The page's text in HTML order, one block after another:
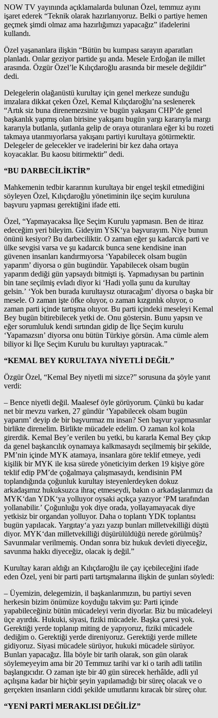
NOW TV yayınında açıklamalarda bulunan Özel, temmuz ayını
işaret ederek “Teknik olarak hazırlanıyoruz. Belki o partiye hemen
geçmek şimdi olmaz ama hazırlığımızı yapacağız” ifadelerini
kullandı.
Özel yaşananlara ilişkin “Bütün bu kumpası sarayın aparatları
planladı. Onlar geziyor partide şu anda. Mesele Erdoğan ile millet
arasında. Özgür Özel’le Kılıçdaroğlu arasında bir mesele değildir”
dedi.
Delegelerin olağanüstü kurultay için genel merkeze sunduğu
imzalara dikkat çeken Özel, Kemal Kılıçdaroğlu’na seslenerek
“Artık siz buna direnemezsiniz ve bugün yakışanı CHP’de genel
başkanlık yapmış olan birisine yakışanı bugün yargı kararıyla margı
kararıyla butlanla, şutlanla gelip de oraya oturanlara eğer ki bu rozeti
takmaya utanmıyorlarsa yakışanı partiyi kurultaya götürmektir.
Delegeler de gelecekler ve iradelerini bir kez daha ortaya
koyacaklar. Bu kaosu bitirmektir” dedi.
“BU DARBECİLİKTİR”
Mahkemenin tedbir kararının kurultaya bir engel teşkil etmediğini
söyleyen Özel, Kılıçdaroğlu yönetiminin ilçe seçim kuruluna
başvuru yapması gerektiğini ifade etti.
Özel, “Yapmayacaksa İlçe Seçim Kurulu yapmasın. Ben de itiraz
edeceğim yeri bileyim. Gideyim YSK‘ya başvurayım. Niye bunun
önünü kesiyor? Bu darbeciliktir. O zaman eğer şu kadarcık parti ve
ülke sevgisi varsa ve şu kadarcık bunca sene kendisine inan
güvenen insanları kandırmıyorsa ‘Yapabilecek olsam bugün
yaparım’ diyorsa o gün bugündür. Yapabilecek olsam bugün
yaparım dediği gün yapsaydı bitmişti iş. Yapmadıysan bu partinin
bin tane seçilmiş evladı diyor ki ‘Hadi yolla şunu da kurultay
gelsin.’ ‘Yok ben burada kurultaysız oturacağım’ diyorsa o başka bir
mesele. O zaman işte öfke oluyor, o zaman kızgınlık oluyor, o
zaman parti içinde tartışma oluyor. Bu parti içindeki meseleyi Kemal
Bey bugün bitirebilecek yetki de. Onu göstersin. Bunu yapsın ve
eğer sorumluluk kendi sırtından gidip de İlçe Seçim kurulu
‘Yapamazsın’ diyorsa onu bütün Türkiye görsün. Ama cümle alem
biliyor ki İlçe Seçim Kurulu bu kurultayı yaptıracak.”
“KEMAL BEY KURULTAYA NİYETLİ DEĞİL”
Özgür Özel, “Kemal Bey niyetli mi sizce?” sorusuna da şöyle yanıt
verdi:
– Bence niyetli değil. Maalesef öyle görüyorum. Çünkü bu kadar
net bir mevzu varken, 27 gündür ‘Yapabilecek olsam bugün
yaparım’ deyip de bir başvurmaz mı insan? Sen başvur yapmasınlar
birlikte direnelim. Birlikte mücadele edelim. O zaman kol kola
girerdik. Kemal Bey’e verilen bu yetki, bu kararla Kemal Bey çıkıp
da genel başkancılık oynamaya kalkmasaydı seçilmemiş bir şekilde,
PM’nin içinde MYK atamaya, insanlara göre teklif etmeye, yedi
kişilik bir MYK ile kısa sürede yöneticiyim derken 19 kişiye göre
teklif edip PM’de çoğalmaya çalışmasaydı, kendisinin PM
toplandığında çoğunluk kurultay isteyenlerdeyken dokuz
arkadaşımız hukuksuzca ihraç etmeseydi, bakın o arkadaşlarımızı da
MYK‘dan YDK‘ya yolluyor oysaki açıkça yazıyor ‘PM tarafından
yollanabilir.’ Çoğunluğu yok diye orada, yollayamayacak diye
yetkisiz bir organdan yolluyor. Daha o toplantı YDK toplantısı
bugün yapılacak. Yargıtay‘a yazı yazıp bunları milletvekilliği düştü
diyor. MYK‘dan milletvekilliği düşürülüldüğü nerede görülmüş?
Savunmalar verilmemiş. Ondan sonra biz hukuk devleti diyeceğiz,
savunma hakkı diyeceğiz, olacak iş değil.”
Kurultay kararı aldığı an Kılıçdaroğlu ile çay içebileceğini ifade
eden Özel, yeni bir parti parti tartışmalarına ilişkin de şunları söyledi:
– Üyemizin, delegemizin, il başkanlarımızın, bu partiyi seven
herkesin bizim önümüze koyduğu takvim şu: Parti içinde
yapabileceğiniz bütün mücadeleyi verin diyorlar. Biz bu mücadeleyi
üçe ayırdık. Hukuki, siyasi, fiziki mücadele. Başka çaresi yok.
Gerektiği yerde toplanıp miting de yapıyoruz, fiziki mücadele
dediğim o. Gerektiği yerde direniyoruz. Gerektiği yerde millete
gidiyoruz. Siyasi mücadele sürüyor, hukuki mücadele sürüyor.
Bunları yapacağız. İlla böyle bir tarih olarak, son gün olarak
söylemeyeyim ama bir 20 Temmuz tarihi var ki o tarih adli tatilin
başlangıcıdır. O zaman işte bir 40 gün sürecek herhâlde, adli yıl
açılışına kadar bir hiçbir şeyin yapılamadığı bir süreç olacak ve o
gerçekten insanların ciddi şekilde umutlarını kıracak bir süreç olur.
“YENİ PARTİ MERAKLISI DEĞİLİZ”